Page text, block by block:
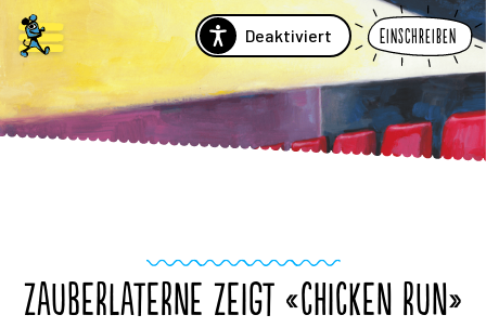
Deaktiviert Einschreiben
ZAUBERLATERNE ZEIGT «CHICKEN RUN»